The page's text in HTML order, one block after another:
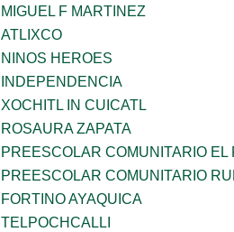
MIGUEL F MARTINEZ
ATLIXCO
NINOS HEROES
INDEPENDENCIA
XOCHITL IN CUICATL
ROSAURA ZAPATA
PREESCOLAR COMUNITARIO EL
PREESCOLAR COMUNITARIO
FORTINO AYAQUICA
TELPOCHCALLI